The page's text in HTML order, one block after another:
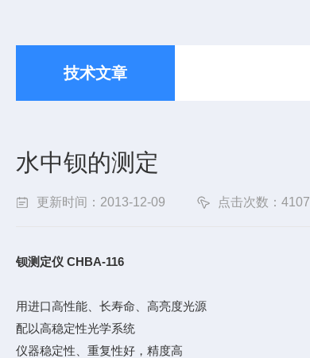
技术文章
水中钡的测定
更新时间：2013-12-09 点击次数：4107
钡测定仪 CHBA-116
用进口高性能、长寿命、高亮度光源
配以高稳定性光学系统
仪器稳定性、重复性好，精度高